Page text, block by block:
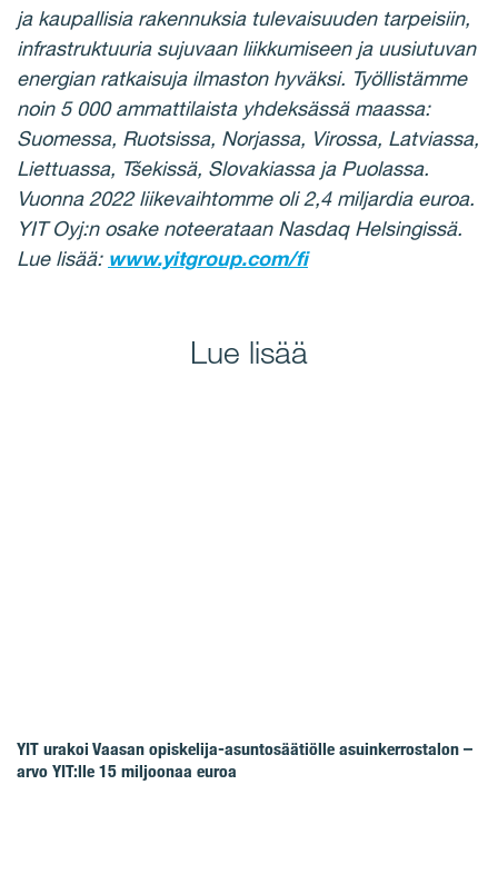
ja kaupallisia rakennuksia tulevaisuuden tarpeisiin,
infrastruktuuria sujuvaan liikkumiseen ja uusiutuvan
energian ratkaisuja ilmaston hyväksi. Työllistämme
noin 5 000 ammattilaista yhdeksässä maassa:
Suomessa, Ruotsissa, Norjassa, Virossa, Latviassa,
Liettuassa, Tšekissä, Slovakiassa ja Puolassa.
Vuonna 2022 liikevaihtomme oli 2,4 miljardia euroa.
YIT Oyj:n osake noteerataan Nasdaq Helsingissä.
Lue lisää: www.yitgroup.com/fi
Lue lisää
YIT urakoi Vaasan opiskelija-asuntosäätiölle asuinkerrostalon –
arvo YIT:lle 15 miljoonaa euroa